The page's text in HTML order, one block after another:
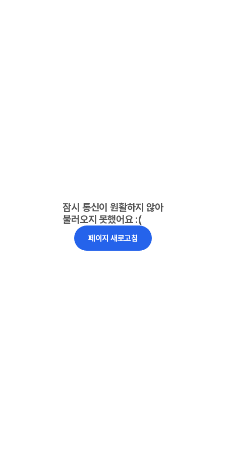
잠시 통신이 원활하지 않아
불러오지 못했어요 :(
페이지 새로고침